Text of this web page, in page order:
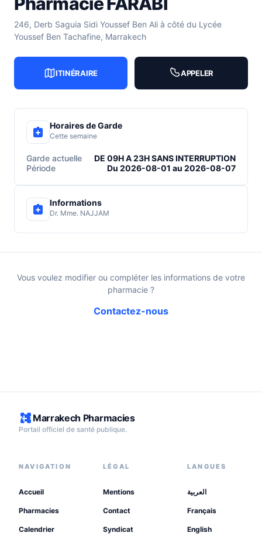
246, Derb Saguia Sidi Youssef Ben Ali à côté du Lycée
Youssef Ben Tachafine, Marrakech
ITINÉRAIRE APPELER
Horaires de Garde
Cette semaine
Garde actuelle
DE 09H A 23H SANS INTERRUPTION
Période
Du 2026-08-01 au 2026-08-07
Informations
Dr. Mme. NAJJAM
Vous voulez modifier ou compléter les informations de votre
pharmacie ?
Contactez-nous
Marrakech Pharmacies
Portail officiel de santé publique.
NAVIGATION
Accueil
Pharmacies
Calendrier
LÉGAL
Mentions
Contact
Syndicat
LANGUES
العربية
Français
English